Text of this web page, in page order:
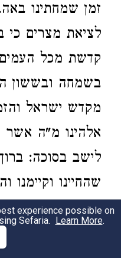
זמן שמחתינו
לציאת מצרים כי
קדשת מכל
בשמחה ובששון
מקדש ישראל
אלהינו מ"ה אשר
לישב בסוכה:
שהחיינו וקיימנו
שבת הוא אומ'
הגפן. ואשר בחר
experience possible on
Sefaria. Learn More.